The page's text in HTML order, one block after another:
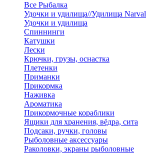
Все Рыбалка
Удочки и удилища//Удилища Narval
Удочки и удилища
Спиннинги
Катушки
Лески
Крючки, грузы, оснастка
Плетенки
Приманки
Прикормка
Наживка
Ароматика
Прикормочные кораблики
Ящики для хранения, вёдра, сита
Подсаки, ручки, головы
Рыболовные аксессуары
Раколовки, экраны рыболовные